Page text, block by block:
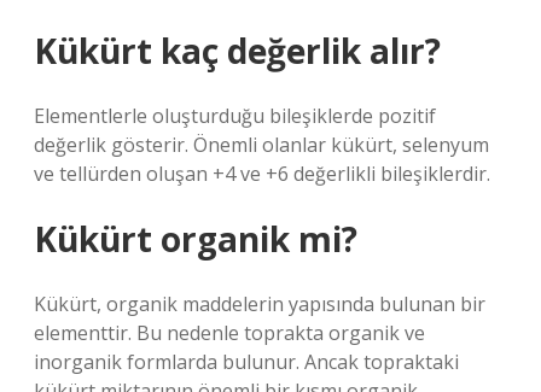
Kükürt kaç değerlik alır?
Elementlerle oluşturduğu bileşiklerde pozitif
değerlik gösterir. Önemli olanlar kükürt, selenyum
ve tellürden oluşan +4 ve +6 değerlikli bileşiklerdir.
Kükürt organik mi?
Kükürt, organik maddelerin yapısında bulunan bir
elementtir. Bu nedenle toprakta organik ve
inorganik formlarda bulunur. Ancak topraktaki